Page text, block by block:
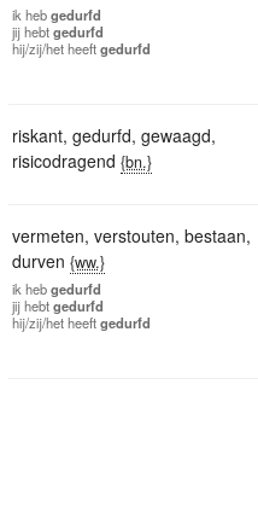
ik hebgedurfd
jijhebtgedurfd
hij/zij/hetheeftgedurfd
riskant, gedurfd, gewaagd,
risicodragend {bn.}
vermeten, verstouten, bestaan,
durven {ww.}
ik hebgedurfd
jijhebtgedurfd
hij/zij/hetheeftgedurfd